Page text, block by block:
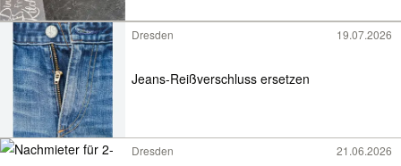
Dresden 19.07.2026
Jeans-Reißverschluss ersetzen
Dresden 21.06.2026